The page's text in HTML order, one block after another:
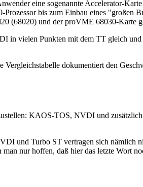
eine sogenannte Accelerator-
bis zum Einbau eines
(68020) und der proVME 68030-Karte
vielen Punkten mit dem TT gleich
dokumentiert den
KAOS-TOS, NVDI und
und Turbo ST vertragen sich
nur hoffen, daß hier das letzte Wort